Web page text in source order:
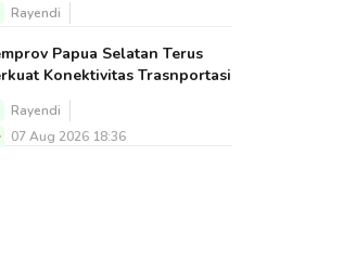
Rayendi
Papua Selatan Terus
Konektivitas Trasnportasi
Rayendi
07 Aug 2026 18:36